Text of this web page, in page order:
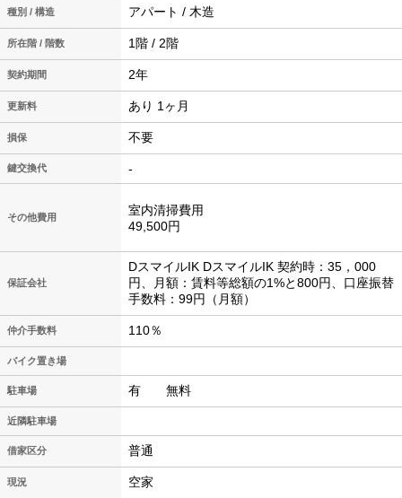
種別 / 構造 アパート / 木造
所在階 / 階数 1階 / 2階
契約期間 2年
更新料 あり 1ヶ月
損保 不要
鍵交換代 -
その他費用
室内清掃費用
49,500円
保証会社
DスマイルIK DスマイルIK 契約時：35，000
円、月額：賃料等総額の1%と800円、口座振替
手数料：99円（月額）
仲介手数料 110％
バイク置き場
駐車場 有 無料
近隣駐車場
借家区分 普通
現況 空家